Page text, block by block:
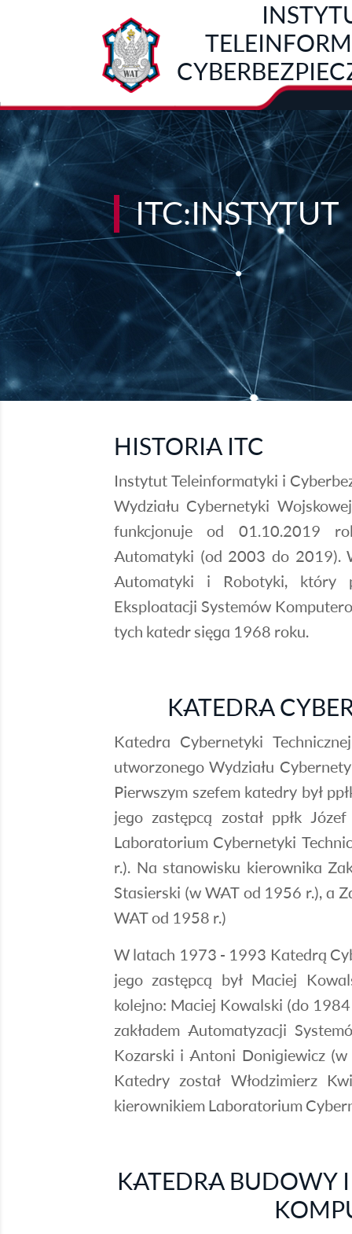
ITC:INSTYTUT
HISTORIA ITC
Instytut Teleinformatyki i
Wydziału Cybernetyki
funkcjonuje od 01.10.2019
Automatyki (od 2003 do 2019).
Automatyki i Robotyki, który
Eksploatacji Systemów
tych katedr sięga 1968 roku.
KATEDRA
Katedra Cybernetyki
utworzonego Wydziału
Pierwszym szefem katedry był
jego zastępcą został ppłk
Laboratorium Cybernetyki
r.). Na stanowisku kierownika
Stasierski (w WAT od 1956 r.), a
WAT od 1958 r.)
W latach 1973 - 1993 Katedrą
jego zastępcą był Maciej
kolejno: Maciej Kowalski (do
zakładem Automatyzacji
Kozarski i Antoni Donigiewicz
Katedry został Włodzimierz
kierownikiem Laboratorium
KATEDRA BUDOWY